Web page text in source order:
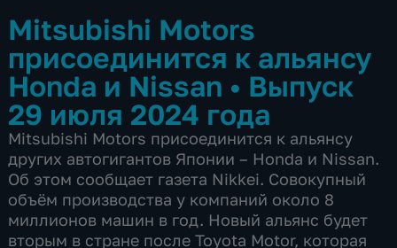
Mitsubishi Motors
присоединится к альянсу
Honda и Nissan • Выпуск
29 июля 2024 года
Mitsubishi Motors присоединится к альянсу
других автогигантов Японии – Honda и Nissan.
Об этом сообщает газета Nikkei. Совокупный
объём производства у компаний около 8
миллионов машин в год. Новый альянс будет
вторым в стране после Toyota Motor, которая